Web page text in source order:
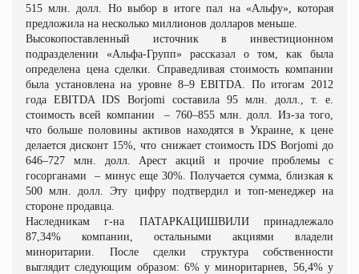
515 млн. долл. Но выбор в итоге пал на «Альфу», которая
предложила на несколько миллионов долларов меньше.
Высокопоставленный источник в инвестиционном
подразделении «Альфа-Групп» рассказал о том, как была
определена цена сделки. Справедливая стоимость компании
была установлена на уровне 8–9 EBITDA. По итогам 2012
года EBITDA IDS Borjomi составила 95 млн. долл., т. е.
стоимость всей компании
– 760–855 млн. долл. Из-за того,
что больше половины активов находятся в Украине, к цене
делается дисконт 15%, что снижает стоимость IDS Borjomi до
646–727 млн. долл. Арест акций и прочие проблемы с
госорганами
– минус еще 30%. Получается сумма, близкая к
500 млн. долл. Эту цифру подтвердил и топ‑менеджер на
стороне продавца.
Наследникам г-на ПАТАРКАЦИШВИЛИ принадлежало
87,34% компании, остальными акциями владели
миноритарии. После сделки структура собственности
выглядит следующим образом: 6% у миноритариев, 56,4% у